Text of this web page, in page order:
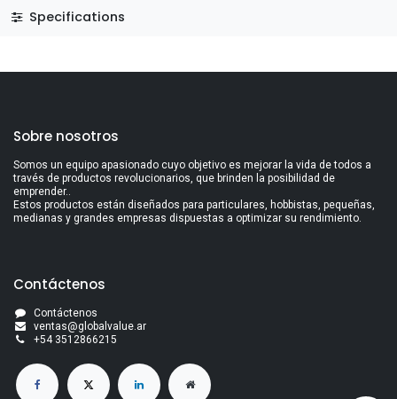
Specifications
Sobre nosotros
Somos un equipo apasionado cuyo objetivo es mejorar la vida de todos a
través de productos revolucionarios, que brinden la posibilidad de
emprender..
Estos productos están diseñados para particulares, hobbistas, pequeñas,
medianas y grandes empresas dispuestas a optimizar su rendimiento.
Contáctenos
Contáctenos
ventas@globalvalue.ar
+54 3512866215